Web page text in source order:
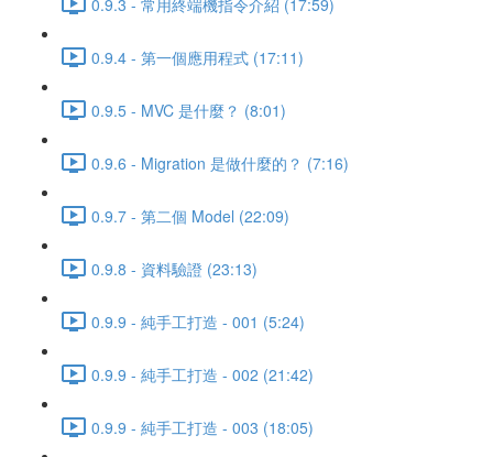
0.9.4 - 第一個應用程式 (17:11)
0.9.5 - MVC 是什麼？ (8:01)
0.9.6 - Migration 是做什麼的？ (7:16)
0.9.7 - 第二個 Model (22:09)
0.9.8 - 資料驗證 (23:13)
0.9.9 - 純手工打造 - 001 (5:24)
0.9.9 - 純手工打造 - 002 (21:42)
0.9.9 - 純手工打造 - 003 (18:05)